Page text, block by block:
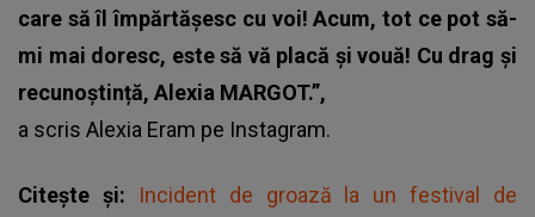
care să îl împărtășesc cu voi! Acum, tot ce pot să-
mi mai doresc, este să vă placă și vouă! Cu drag și
recunoștință, Alexia MARGOT.”,
a scris Alexia Eram pe Instagram.
Citește și:
Incident de groază la un festival de